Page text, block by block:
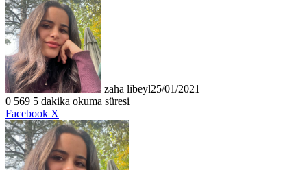
zaha libeyl25/01/2021
0 569 5 dakika okuma süresi
Facebook X
Posta
ile
paylaş